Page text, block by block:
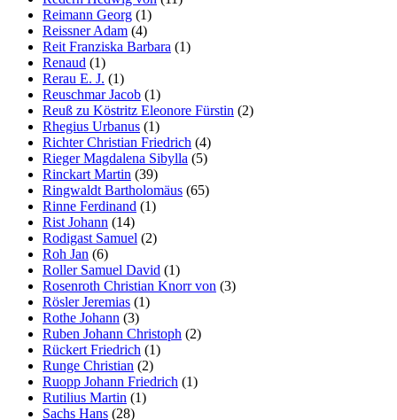
Reimann Georg (1)
Reissner Adam (4)
Reit Franziska Barbara (1)
Renaud (1)
Rerau E. J. (1)
Reuschmar Jacob (1)
Reuß zu Köstritz Eleonore Fürstin (2)
Rhegius Urbanus (1)
Richter Christian Friedrich (4)
Rieger Magdalena Sibylla (5)
Rinckart Martin (39)
Ringwaldt Bartholomäus (65)
Rinne Ferdinand (1)
Rist Johann (14)
Rodigast Samuel (2)
Roh Jan (6)
Roller Samuel David (1)
Rosenroth Christian Knorr von (3)
Rösler Jeremias (1)
Rothe Johann (3)
Ruben Johann Christoph (2)
Rückert Friedrich (1)
Runge Christian (2)
Ruopp Johann Friedrich (1)
Rutilius Martin (1)
Sachs Hans (28)